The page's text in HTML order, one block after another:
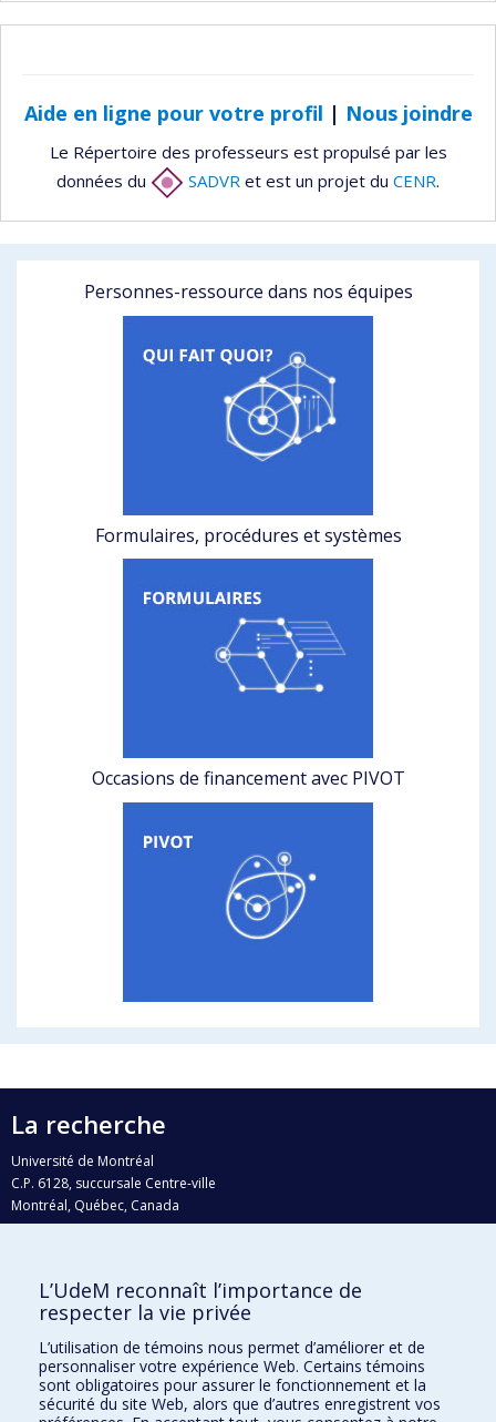
Aide en ligne pour votre profil | Nous joindre
Le Répertoire des professeurs est propulsé par les
données du
SADVR et est un projet du CENR.
Personnes-ressource dans nos équipes
Formulaires, procédures et systèmes
Occasions de financement avec PIVOT
La recherche
Université de Montréal
C.P. 6128, succursale Centre-ville
Montréal, Québec, Canada
H3C 3J7
Qui fait quoi?
Nous trouver
Plan du site
Accessibilité
L’UdeM reconnaît l’importance de
respecter la vie privée
L’utilisation de témoins nous permet d’améliorer et de
personnaliser votre expérience Web. Certains témoins
sont obligatoires pour assurer le fonctionnement et la
sécurité du site Web, alors que d’autres enregistrent vos